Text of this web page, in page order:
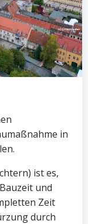
in
ist es,
und
Zeit
durch